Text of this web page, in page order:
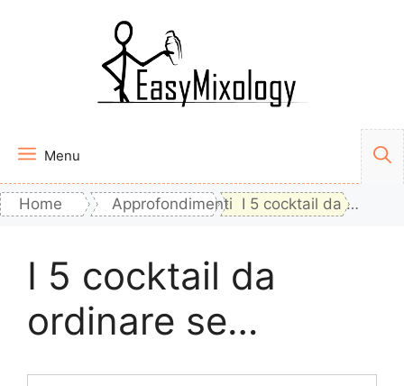
Menu
Home Approfondimenti I 5 cocktail da ordinare se…
I 5 cocktail da
ordinare se…